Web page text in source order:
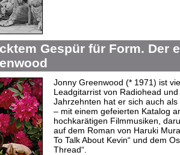
Gespür für Form. Der
Jonny Greenwood (* 1971) ist
Leadgitarrist von Radiohead
Jahrzehnten hat er sich auch
– mit einem gefeierten Katalog
hochkarätigen Filmmusiken,
auf dem Roman von Haruki
To Talk About Kevin“ und dem
Thread“.